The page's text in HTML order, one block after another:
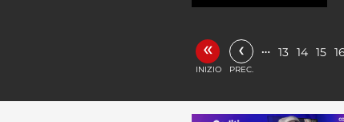
«
INIZIO
‹
PREC.
… 13 14 15 16